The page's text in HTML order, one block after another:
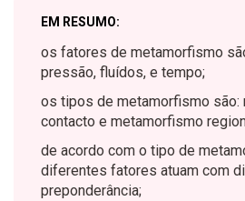
EM RESUMO:
os fatores de metamorfismo
pressão, fluídos, e tempo;
os tipos de metamorfismo são:
contacto e metamorfismo
de acordo com o tipo de
diferentes fatores atuam com
preponderância;